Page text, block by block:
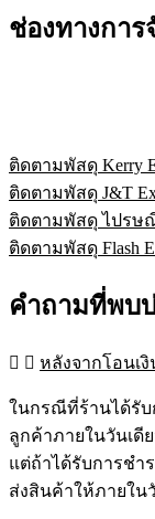
ช่องทางการ
ติดตามพัสดุ Kerry
ติดตามพัสดุ J&T
ติดตามพัสดุ ไปรษ
ติดตามพัสดุ Flash
คำถามที่พบ
หลังจากโอนเ
ในกรณีที่ร้านได้รับ
ลูกค้าภายในวันเดี
แต่ถ้าได้รับการชำ
ส่งสินค้าให้ภายใน